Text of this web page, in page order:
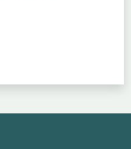
da 1 a 5 stelle